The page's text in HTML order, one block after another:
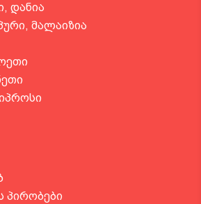
დანია
მალაიზია
პირობები